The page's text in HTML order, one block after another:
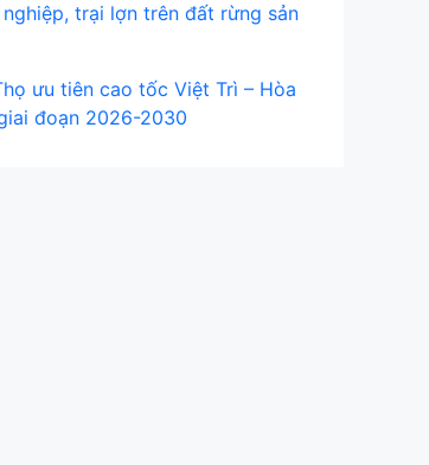
nghiệp, trại lợn trên đất rừng sản
ưu tiên cao tốc Việt Trì – Hòa
đoạn 2026-2030